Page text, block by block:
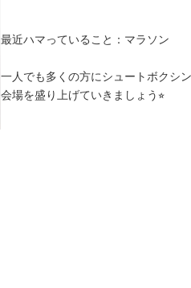
最近ハマっていること：マラソン
一人でも多くの方にシュートボクシ
会場を盛り上げていきましょう⭐︎